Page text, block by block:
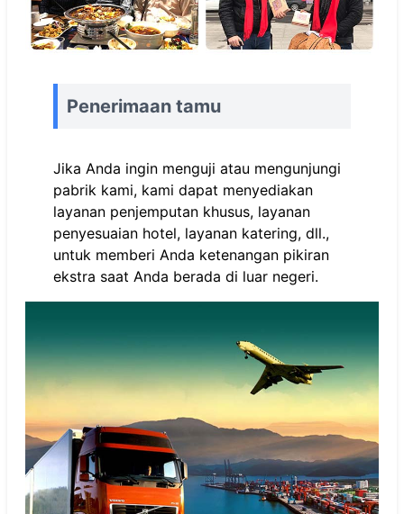
Penerimaan tamu
Jika Anda ingin menguji atau mengunjungi
pabrik kami, kami dapat menyediakan
layanan penjemputan khusus, layanan
penyesuaian hotel, layanan katering, dll.,
untuk memberi Anda ketenangan pikiran
ekstra saat Anda berada di luar negeri.